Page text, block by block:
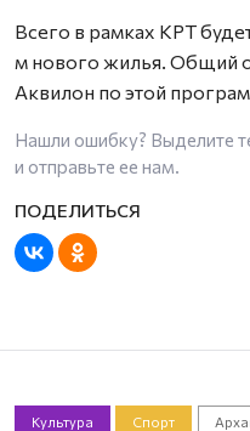
Всего в рамках КРТ
м нового жилья. Общий
Аквилон по этой
Нашли ошибку? Выделите
и отправьте ее нам.
Культура Спорт